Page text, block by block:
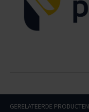
GERELATEERDE PRODUCTEN